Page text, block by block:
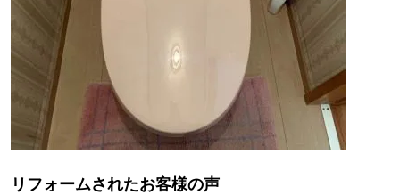
リフォームされたお客様の声